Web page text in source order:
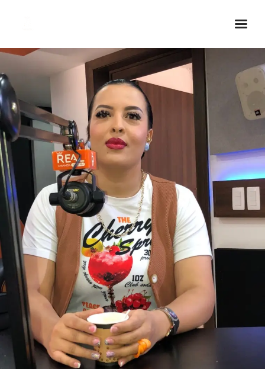
Inicio Real FM
Streaming
En Vivo
Descarga La APP
Programas
Noticias
Equipo
Sobre Nosotros
Contactos